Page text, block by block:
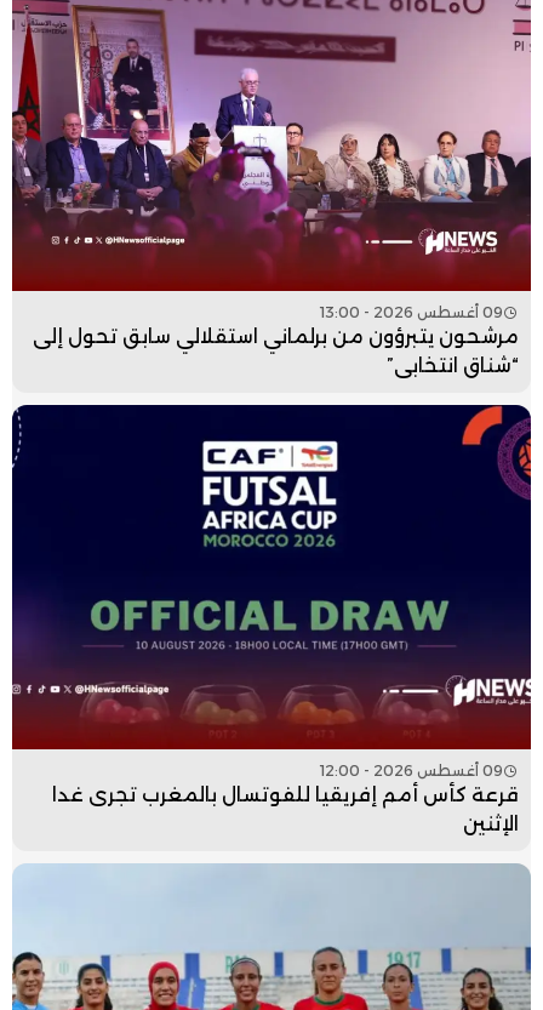
09 أغسطس 2026 - 13:00
مرشحون يتبرؤون من برلماني استقلالي سابق تحول إلى
“شناق انتخابي”
09 أغسطس 2026 - 12:00
قرعة كأس أمم إفريقيا للفوتسال بالمغرب تجرى غدا
الإثنين